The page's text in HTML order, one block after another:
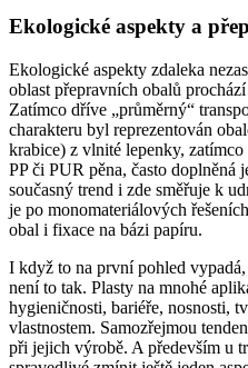
Ekologické aspekty a
Ekologické aspekty zdaleka
oblast přepravních obalů
Zatímco dříve „průměrný“
charakteru byl reprezentován
krabice) z vlnité lepenky,
PP či PUR pěna, často doplněná
současný trend i zde směřuje k
je po monomateriálových
obal i fixace na bázi papíru.
I když to na první pohled
není to tak. Plasty na mnohé
hygieničnosti, bariéře, nosnosti,
vlastnostem. Samozřejmou
při jejich výrobě. A především u